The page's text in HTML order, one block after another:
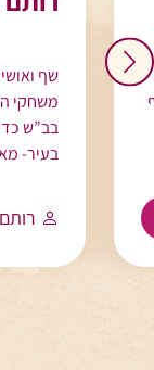
שף
בב”ש
בעיר-